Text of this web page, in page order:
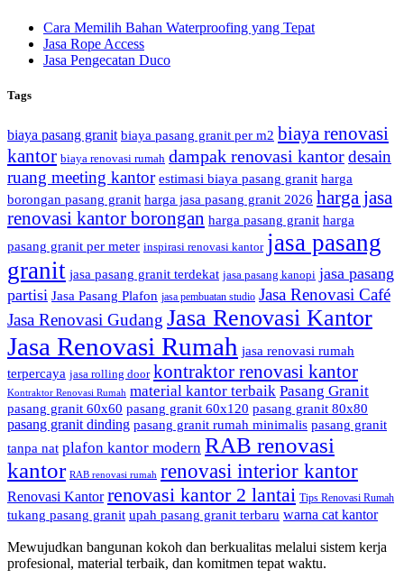
Cara Memilih Bahan Waterproofing yang Tepat
Jasa Rope Access
Jasa Pengecatan Duco
Tags
biaya pasang granit biaya pasang granit per m2 biaya renovasi
kantor biaya renovasi rumah dampak renovasi kantordesain
ruang meeting kantor estimasi biaya pasang granit harga
borongan pasang granit harga jasa pasang granit 2026 harga jasa
renovasi kantor borongan harga pasang granit harga
pasang granit per meter inspirasi renovasi kantor jasa pasang
granit jasa pasang granit terdekat jasa pasang kanopi jasa pasang
partisi Jasa Pasang Plafon jasa pembuatan studio Jasa Renovasi Café
Jasa Renovasi Gudang Jasa Renovasi Kantor
Jasa Renovasi Rumah jasa renovasi rumah
terpercaya jasa rolling door kontraktor renovasi kantor
Kontraktor Renovasi Rumah material kantor terbaik Pasang Granit
pasang granit 60x60 pasang granit 60x120 pasang granit 80x80
pasang granit dinding pasang granit rumah minimalis pasang granit
tanpa nat plafon kantor modern RAB renovasi
kantor RAB renovasi rumah renovasi interior kantor
Renovasi Kantor renovasi kantor 2 lantai Tips Renovasi Rumah
tukang pasang granit upah pasang granit terbaru warna cat kantor
Mewujudkan bangunan kokoh dan berkualitas melalui sistem kerja
profesional, material terbaik, dan komitmen tepat waktu.